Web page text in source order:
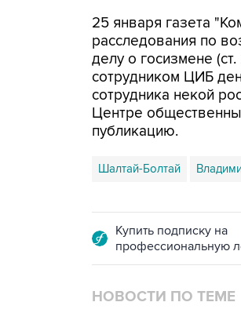
25 января газета
расследования по
делу о госизмене
сотрудником ЦИБ
сотрудника некой
Центре
публикацию.
Шалтай-Болтай
Купить подписку на
профессиональную
НОВОСТИ ПО ТЕМЕ